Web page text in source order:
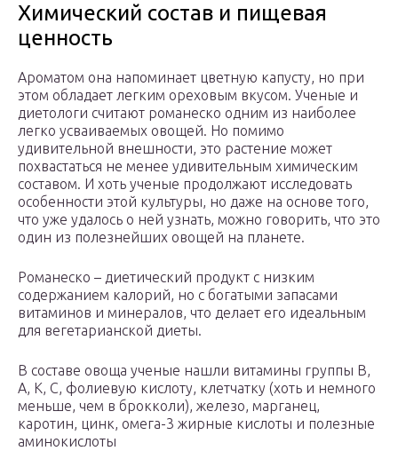
Химический состав и пищевая
ценность
Ароматом она напоминает цветную капусту, но при
этом обладает легким ореховым вкусом. Ученые и
диетологи считают романеско одним из наиболее
легко усваиваемых овощей. Но помимо
удивительной внешности, это растение может
похвастаться не менее удивительным химическим
составом. И хоть ученые продолжают исследовать
особенности этой культуры, но даже на основе того,
что уже удалось о ней узнать, можно говорить, что это
один из полезнейших овощей на планете.
Романеско – диетический продукт с низким
содержанием калорий, но с богатыми запасами
витаминов и минералов, что делает его идеальным
для вегетарианской диеты.
В составе овоща ученые нашли витамины группы В,
А, К, C, фолиевую кислоту, клетчатку (хоть и немного
меньше, чем в брокколи), железо, марганец,
каротин, цинк, омега-3 жирные кислоты и полезные
аминокислоты